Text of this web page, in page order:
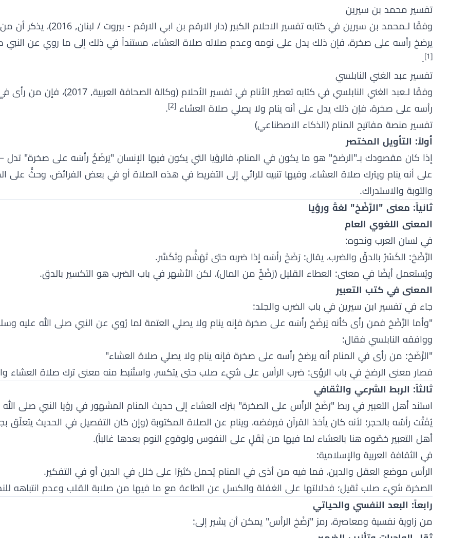
تفسير محمد بن سيرين
وفقًا لـمحمد بن سيرين في كتابه تفسير الاحلام
يرضخ رأسه على صخرة، فإن ذلك يدل على نومه وعدم صلاته صلاة العشاء، مستنداً في ذلك إلى ما روي عن النبي
[1]
.
تفسير عبد الغني النابلسي
وفقًا لـعبد الغني النابلسي في كتابه تعطير الأنام في تفسير
رأسه على صخرة، فإن ذلك يدل على أنه ينام ولا يصلي صلاة العشاء [2]
.
تفسير منصة مفاتيح المنام (الذكاء الاصطناعي)
أولاً: التأويل المختصر
إذا كان مقصودك بـ"الرضخ" هو ما يكون في المنام، فالرؤيا التي يكون فيها الإنسان "يَرضَخُ رأسَه على صخرة" تدل
على أنه ينام ويترك صلاة العشاء، وفيها تنبيه للرائي إلى التفريط في هذه الصلاة أو في بعض الفرائض، وحثٌّ على
والتوبة والاستدراك.
ثانياً: معنى "الرَّضْخ" لغةً ورؤيا
المعنى اللغوي العام
في لسان العرب ونحوه:
الرَّضْخ: الكَسْرُ بالدقّ والضرب، يقال: رَضَخَ رأسَه إذا ضربه حتى تَهَشَّم وتَكَسَّر.
ويُستعمل أيضًا في معنى: العطاء القليل (رَضْخٌ من المال)، لكن الأشهر في باب الضرب هو التكسير بالدق.
المعنى في كتب التعبير
جاء في تفسير ابن سيرين في باب الضرب والجلد:
"وأما الرَّضْخ فمن رأى كأنه يَرضَخ رأسَه على صخرة فإنه ينام ولا يصلي العتمة لما رُوي عن النبي صلى الله عليه
ووافقه النابلسي فقال:
"الرَّضْخ: من رأى في المنام أنه يرضخ رأسه على صخرة فإنه ينام ولا يصلي صلاة العشاء"
فصار معنى الرضخ في باب الرؤى: ضرب الرأس على شيء صلب حتى يتكسر، واستُنبط منه معنى ترك صلاة العشاء
ثالثاً: الربط الشرعي والثقافي
استند أهل التعبير في ربط "رَضْخ الرأس على الصخرة" بترك العشاء إلى حديث المنام المشهور في رؤيا النبي صلى
يُفَتَّت رأسُه بالحجر؛ لأنه كان يأخذ القرآن فيرفضه، وينام عن الصلاة المكتوبة (وإن كان التفصيل في الحديث يتعلّق
أهل التعبير خصّوه هنا بالعشاء لما فيها من ثِقَلٍ على النفوس ولوقوع النوم بعدها غالباً).
في الثقافة العربية والإسلامية:
الرأس موضع العقل والدين، فما فيه من أذى في المنام يُحمل كثيرًا على خلل في الدين أو في التفكير.
الصخرة شيء صلب ثقيل؛ فدلالتها على الغفلة والكسل عن الطاعة مع ما فيها من صلابة القلب وعدم انتباهه
رابعاً: البعد النفسي والحياتي
من زاوية نفسية ومعاصرة، رمز "رَضْخ الرأس" يمكن أن يشير إلى: